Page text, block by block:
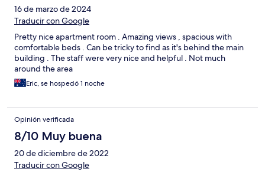
16 de marzo de 2024
Traducir con Google
Pretty nice apartment room . Amazing views , spacious with
comfortable beds . Can be tricky to find as it's behind the main
building . The staff were very nice and helpful . Not much
around the area
Eric, se hospedó 1 noche
Opinión verificada
8/10 Muy buena
20 de diciembre de 2022
Traducir con Google